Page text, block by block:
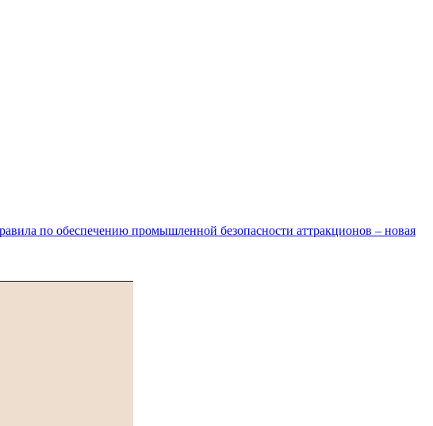
по обеспечению промышленной безопасности аттракционов – новая